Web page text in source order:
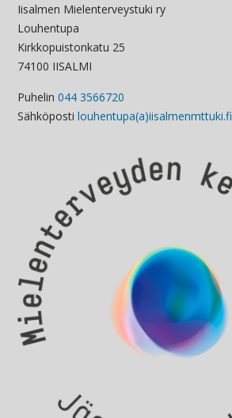
Iisalmen Mielenterveystuki ry
Louhentupa
Kirkkopuistonkatu 25
74100 IISALMI
Puhelin 044 3566720
Sähköposti louhentupa(a)iisalmenmttuki.fi